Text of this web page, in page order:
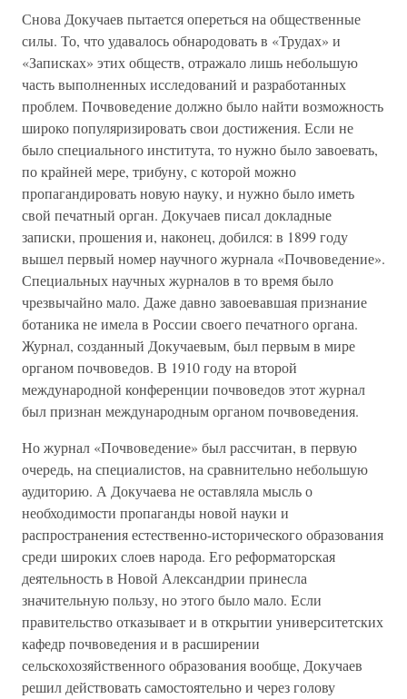
Снова Докучаев пытается опереться на общественные
силы. То, что удавалось обнародовать в «Трудах» и
«Записках» этих обществ, отражало лишь небольшую
часть выполненных исследований и разработанных
проблем. Почвоведение должно было найти возможность
широко популяризировать свои достижения. Если не
было специального института, то нужно было завоевать,
по крайней мере, трибуну, с которой можно
пропагандировать новую науку, и нужно было иметь
свой печатный орган. Докучаев писал докладные
записки, прошения и, наконец, добился: в 1899 году
вышел первый номер научного журнала «Почвоведение».
Специальных научных журналов в то время было
чрезвычайно мало. Даже давно завоевавшая признание
ботаника не имела в России своего печатного органа.
Журнал, созданный Докучаевым, был первым в мире
органом почвоведов. В 1910 году на второй
международной конференции почвоведов этот журнал
был признан международным органом почвоведения.
Но журнал «Почвоведение» был рассчитан, в первую
очередь, на специалистов, на сравнительно небольшую
аудиторию. А Докучаева не оставляла мысль о
необходимости пропаганды новой науки и
распространения естественно-исторического образования
среди широких слоев народа. Его реформаторская
деятельность в Новой Александрии принесла
значительную пользу, но этого было мало. Если
правительство отказывает и в открытии университетских
кафедр почвоведения и в расширении
сельскохозяйственного образования вообще, Докучаев
решил действовать самостоятельно и через голову